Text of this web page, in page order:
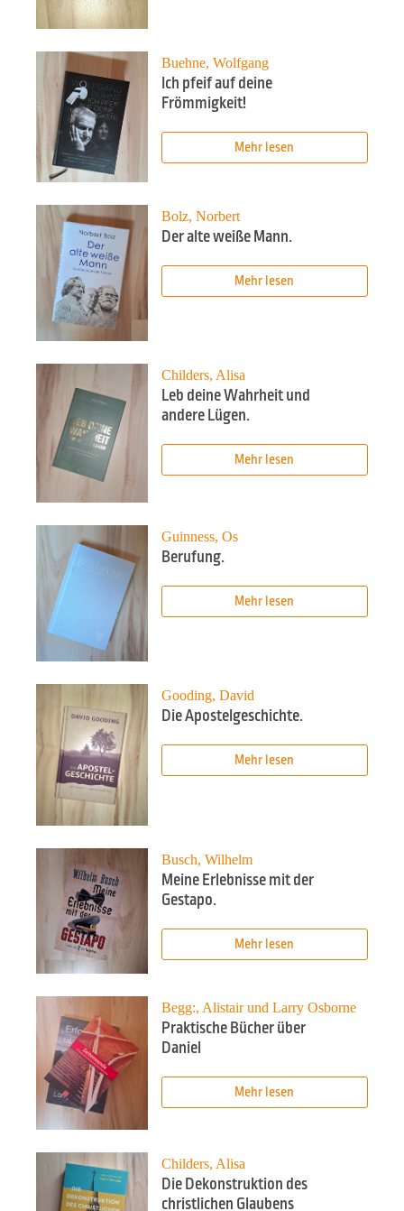
Buehne, Wolfgang
Ich pfeif auf deine
Frömmigkeit!
Mehr lesen
Bolz, Norbert
Der alte weiße Mann.
Mehr lesen
Childers, Alisa
Leb deine Wahrheit und
andere Lügen.
Mehr lesen
Guinness, Os
Berufung.
Mehr lesen
Gooding, David
Die Apostelgeschichte.
Mehr lesen
Busch, Wilhelm
Meine Erlebnisse mit der
Gestapo.
Mehr lesen
Begg:, Alistair und Larry Osborne
Praktische Bücher über
Daniel
Mehr lesen
Childers, Alisa
Die Dekonstruktion des
christlichen Glaubens